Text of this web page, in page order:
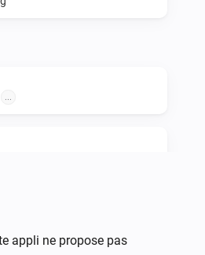
appli ne propose pas